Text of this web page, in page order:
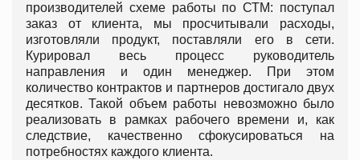
производителей схеме работы по СТМ: поступал
заказ от клиента, мы просчитывали расходы,
изготовляли продукт, поставляли его в сети.
Курировал весь процесс руководитель
направления и один менеджер. При этом
количество контрактов и партнеров достигало двух
десятков. Такой объем работы невозможно было
реализовать в рамках рабочего времени и, как
следствие, качественно сфокусироваться на
потребностях каждого клиента.